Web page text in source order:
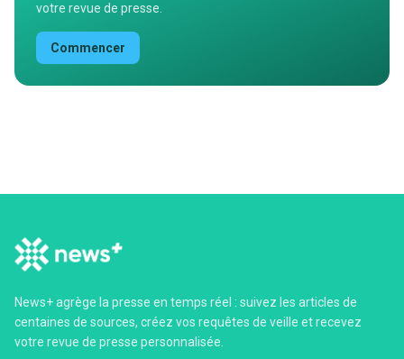
votre revue de presse.
Commencer
News+ agrège la presse en temps réel : suivez les articles de
centaines de sources, créez vos requêtes de veille et recevez
votre revue de presse personnalisée.